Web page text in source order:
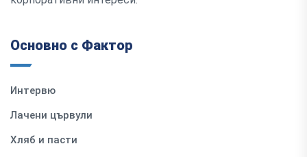
Основно с Фактор
Интервю
Лачени цървули
Хляб и пасти